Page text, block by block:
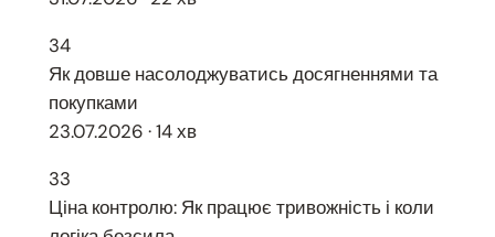
34
Як довше насолоджуватись досягненнями та
покупками
23.07.2026 · 14 хв
33
Ціна контролю: Як працює тривожність і коли